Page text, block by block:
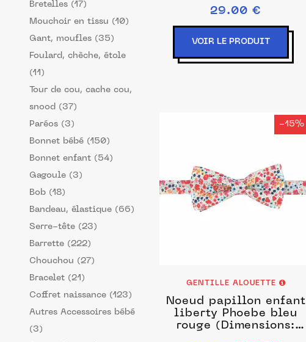
Bretelles (17)
Mouchoir en tissu (10)
Gant, moufles (35)
Foulard, chèche, étole
(11)
Tour de cou, cache cou,
snood (37)
Paréos (3)
Bonnet bébé (150)
Bonnet enfant (54)
Gagoule (3)
Bob (18)
Bandeau, élastique (66)
Serre-tête (23)
Barrette (222)
Chouchou (27)
Bracelet (21)
Coffret naissance (123)
Autres Accessoires bébé
(3)
Dimensions: Bébé : 0 - 1
ans)
29.00 €
VOIR LE PRODUIT
-15%
GENTILLE ALOUETTE
Noeud papillon enfant
liberty Phoebe bleu
rouge (Dimensions: